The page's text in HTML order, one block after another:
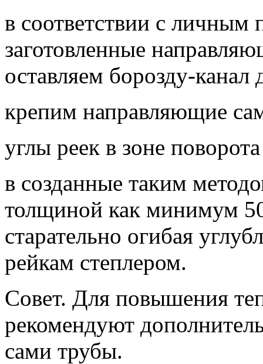
в соответствии с личным
заготовленные
оставляем борозду-канал
крепим направляющие
углы реек в зоне
в созданные таким
толщиной как минимум
старательно огибая
рейкам степлером.
Совет. Для повышения
рекомендуют
сами трубы.